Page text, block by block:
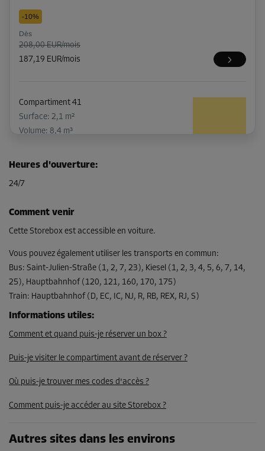
-10%
Dès
208,00 EUR/mois
187,19 EUR/mois
Compartiment 41
Surface: 2,1 m²
Volume: 8,4 m³
-10%
76,00 EUR/mois
68,39 EUR/mois
Compartiment 57
Surface: 4,7 m²
Volume: 13,4 m³
148,00 EUR/mois
Heures d'ouverture:
24/7
Comment venir
Cette Storebox est accessible en voiture.
Vous pouvez également utiliser les transports en commun:
Bus: Saint-Julien-Straße (1, 2, 7, 23), Kiesel (1, 2, 3, 4, 5, 6, 7, 14,
25), Hauptbahnhof (120, 121, 160, 170, 175)
Train: Hauptbahnhof (D, EC, IC, NJ, R, RB, REX, RJ, S)
Informations utiles:
Comment et quand puis-je réserver un box ?
Puis-je visiter le compartiment avant de réserver ?
Où puis-je trouver mes codes d'accès ?
Comment puis-je accéder au site Storebox ?
Autres sites dans les environs